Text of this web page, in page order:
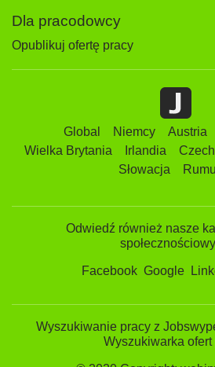
Dla pracodowcy
Opublikuj ofertę pracy
Global Niemcy Austria
Wielka Brytania
Irlandia
Słowacja
Odwiedź również nasze
Facebook Google
Wyszukiwanie pracy z
Wyszukiwarka ofert